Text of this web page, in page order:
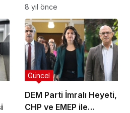
yargılanmak istenen
ben değilim…
8 yıl önce
DEM Parti İmralı Heyeti,
CHP ve EMEP ile
Güncel